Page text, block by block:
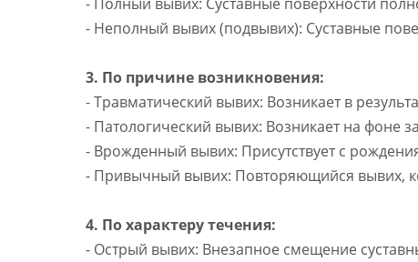
- Неполный вывих (подвывих): Суставные
3. По причине возникновения:
- Травматический вывих: Возникает в
- Патологический вывих: Возникает на фоне
- Врожденный вывих: Присутствует с
- Привычный вывих: Повторяющийся вывих,
4. По характеру течения:
- Острый вывих: Внезапное смещение